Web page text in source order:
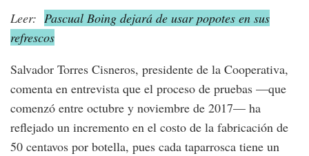
Leer: Pascual Boing dejará de usar popotes en sus
refrescos
Salvador Torres Cisneros, presidente de la Cooperativa,
comenta en entrevista que el proceso de pruebas —que
comenzó entre octubre y noviembre de 2017— ha
reflejado un incremento en el costo de la fabricación de
50 centavos por botella, pues cada taparrosca tiene un